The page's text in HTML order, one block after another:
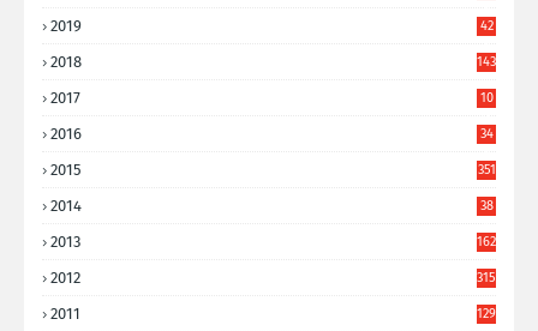
2019
42
2018 143
2017
10
2016
34
2015 351
2014
38
2013 162
2012 315
2011 129